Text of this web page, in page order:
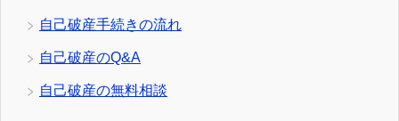
自己破産手続きの流れ
自己破産のQ&A
自己破産の無料相談